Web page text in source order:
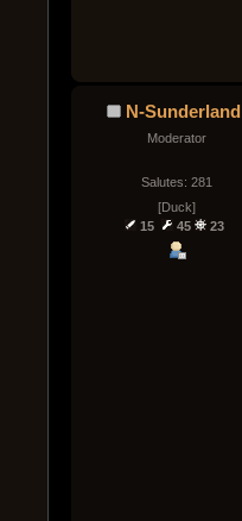
N-Sunderland
Moderator
Salutes: 281
[Duck]
15
45 23